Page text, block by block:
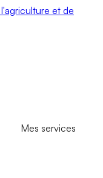
et de
Mes services